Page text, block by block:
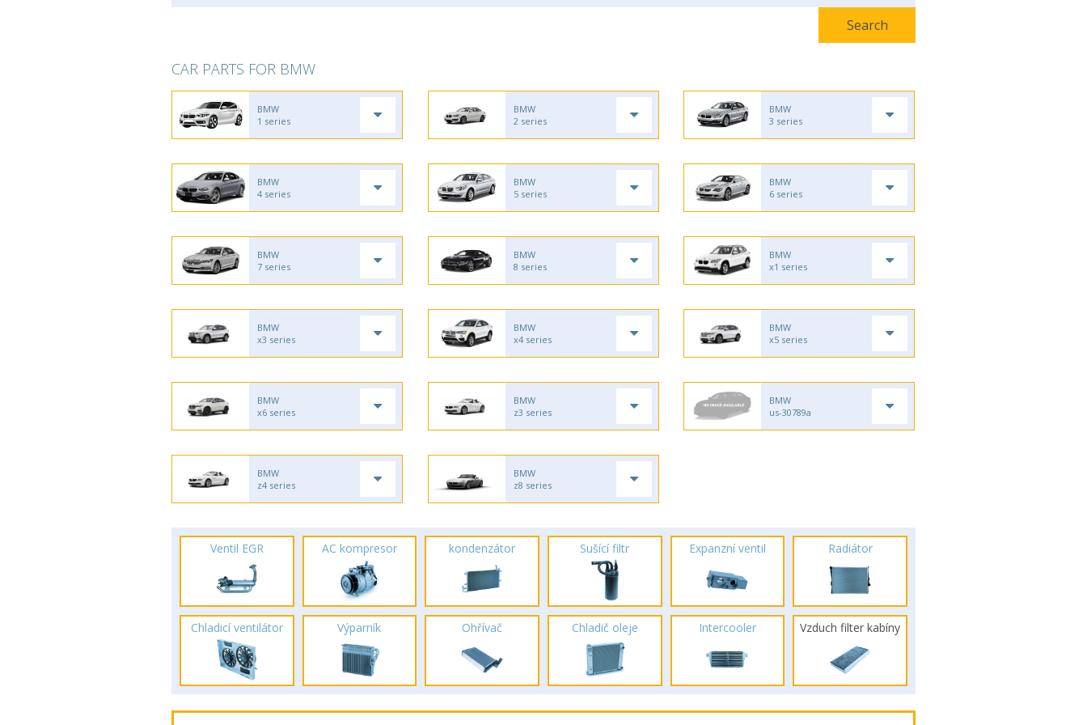
CAR PARTS FOR BMW
BMW
1 series
BMW
2 series
BMW
3 series
BMW
4 series
BMW
5 series
BMW
6 series
BMW
7 series
BMW
8 series
BMW
x1 series
BMW
x3 series
BMW
x4 series
BMW
x5 series
BMW
x6 series
BMW
z3 series
BMW
us-30789a
BMW
z4 series
BMW
z8 series
Ventil EGR AC kompresor kondenzátor Sušící filtr Expanzní ventil Radiátor
Chladicí ventilátor Výparník Ohřívač Chladič oleje Intercooler Vzduch filter kabíny